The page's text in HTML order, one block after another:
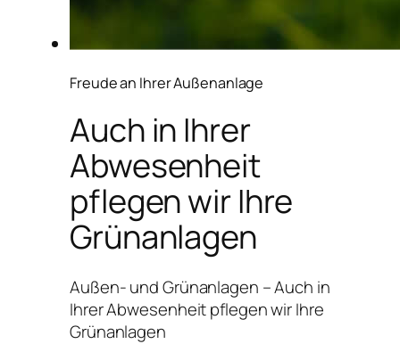
Freude an Ihrer Außenanlage
Auch in Ihrer
Abwesenheit
pflegen wir Ihre
Grünanlagen
Außen- und Grünanlagen – Auch in
Ihrer Abwesenheit pflegen wir Ihre
Grünanlagen